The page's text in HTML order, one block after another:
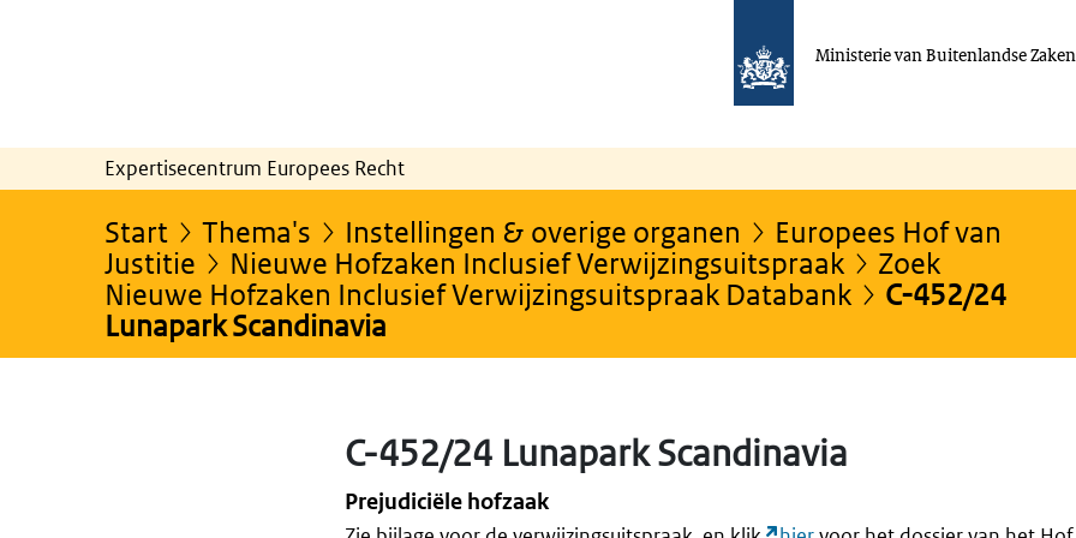
Ministerie van Buitenlandse Zaken
Expertisecentrum Europees Recht
Start Thema's Instellingen & overige organen
Europees Hof van
Justitie
Nieuwe Hofzaken Inclusief Verwijzingsuitspraak
Zoek
Nieuwe Hofzaken Inclusief Verwijzingsuitspraak Databank
C-452/24
Lunapark Scandinavia
C-452/24 Lunapark Scandinavia
Prejudiciële hofzaak